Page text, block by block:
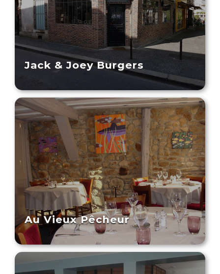
Jack & Joey Burgers
Au Vieux Pêcheur